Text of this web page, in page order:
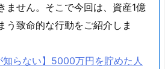
ません。そこで今回は、資産1億
う致命的な行動をご紹介しま
知らない】5000万円を貯めた人